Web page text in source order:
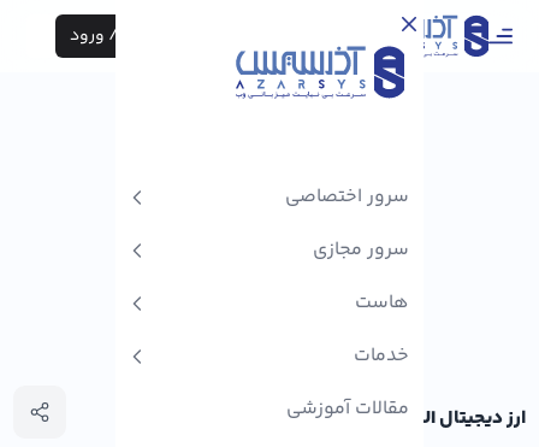
ثبت نام / ورود
سرور اختصاصی
سرور مجازی
هاست
خدمات
مقالات آموزشی
ارز دیجیتال SUI: هر آنچه که باید بدانید!